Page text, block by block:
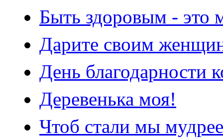
Быть здоровым - это
Дарите своим
День благодарности
Деревенька моя!
Чтоб стали мы